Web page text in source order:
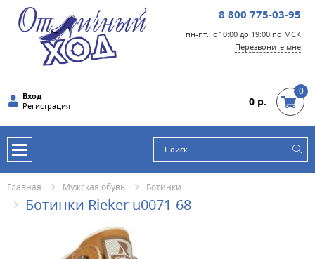
8 800 775-03-95
пн-пт.: с 10:00 до 19:00 по МСК
Перезвоните мне
Вход
Регистрация
0 р.
0
Главная Мужская обувь Ботинки
Ботинки Rieker u0071-68